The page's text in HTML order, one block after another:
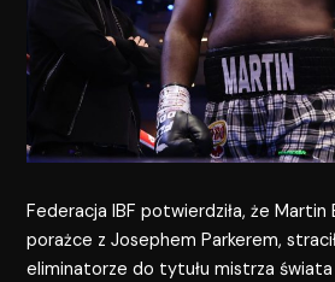
Federacja IBF potwierdziła, że
porażce z Josephem Parkerem,
eliminatorze do tytułu mistrza świata